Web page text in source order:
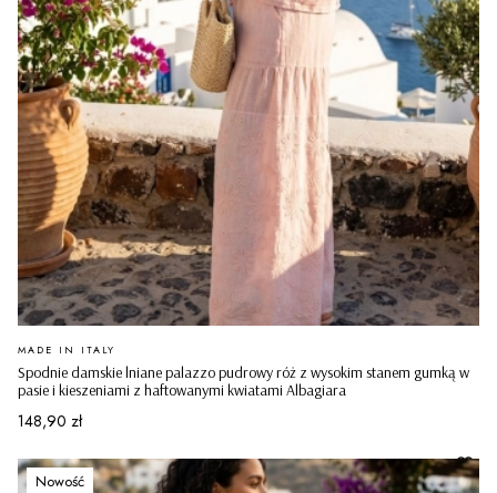
Spodnie damskie lniane palazzo pudrowy róż z wysokim stanem gumką w
pasie i kieszeniami z haftowanymi kwiatami Albagiara
PRODUCENT
MADE IN ITALY
Cena
148,90 zł
Nowość